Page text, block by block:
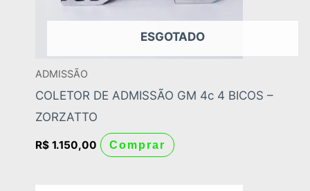
ESGOTADO
ADMISSÃO
COLETOR DE ADMISSÃO GM 4c 4 BICOS –
ZORZATTO
R$ 1.150,00 Comprar